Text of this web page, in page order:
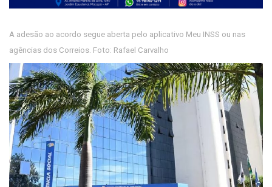
A adesão ao acordo segue aberta pelo aplicativo Meu INSS ou nas
agências dos Correios. Foto: Rafael Carvalho